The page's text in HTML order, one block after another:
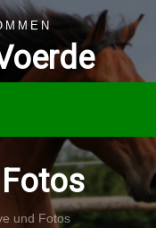
und Fotos